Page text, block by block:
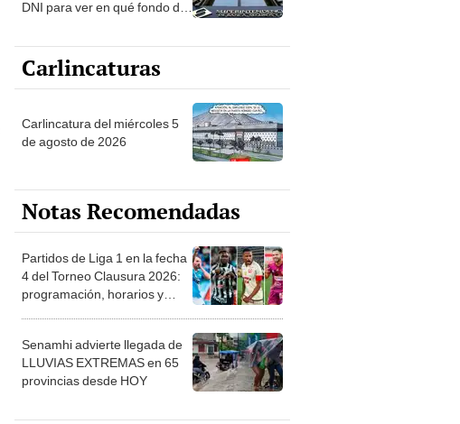
DNI para ver en qué fondo de
Carlincaturas
Carlincatura del miércoles 5
de agosto de 2026
Notas Recomendadas
Partidos de Liga 1 en la fecha
4 del Torneo Clausura 2026:
programación, horarios y
Senamhi advierte llegada de
LLUVIAS EXTREMAS en 65
provincias desde HOY